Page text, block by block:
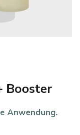
Booster
Anwendung.